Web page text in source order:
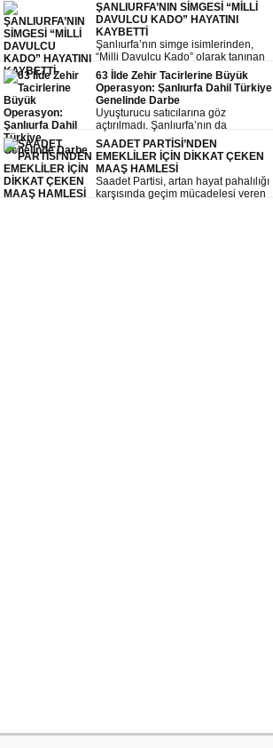
ŞANLIURFA’NIN SİMGESİ “MİLLİ
DAVULCU KADO” HAYATINI
KAYBETTİ
Şanlıurfa’nın simge isimlerinden,
“Milli Davulcu Kado” olarak tanınan
Kadir Eğlence hayatını kaybetti.
63 İlde Zehir Tacirlerine Büyük
Operasyon: Şanlıurfa Dahil Türkiye
Genelinde Darbe
Uyuşturucu satıcılarına göz
açtırılmadı. Şanlıurfa’nın da
aralarında bulunduğu 63 ilde
jandarma ekiplerince düzenlenen
geniş çaplı operasyonlarda tonlarca
uyuşturucu ele geçirildi, yüzlerce
şüpheli yakalandı.
SAADET PARTİSİ’NDEN
EMEKLİLER İÇİN DİKKAT ÇEKEN
MAAŞ HAMLESİ
Saadet Partisi, artan hayat pahalılığı
karşısında geçim mücadelesi veren